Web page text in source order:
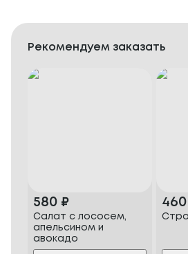
Рекомендуем заказать
580 ₽
Салат с лососем,
апельсином и
авокадо
460